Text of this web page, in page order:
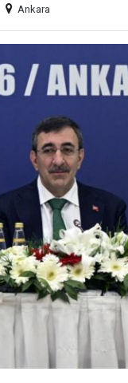
Ankara